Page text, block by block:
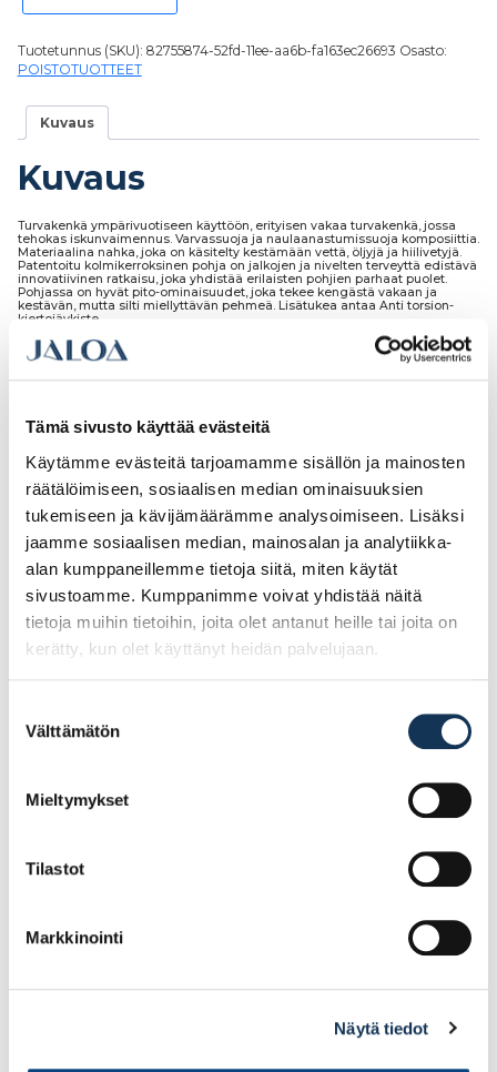
Tämä sivusto käyttää evästeitä
Käytämme evästeitä tarjoamamme sisällön ja mainosten
räätälöimiseen, sosiaalisen median ominaisuuksien
tukemiseen ja kävijämäärämme analysoimiseen. Lisäksi
jaamme sosiaalisen median, mainosalan ja analytiikka-
alan kumppaneillemme tietoja siitä, miten käytät
sivustoamme. Kumppanimme voivat yhdistää näitä
tietoja muihin tietoihin, joita olet antanut heille tai joita on
kerätty, kun olet käyttänyt heidän palvelujaan.
valinta
Välttämätön
Mieltymykset
Tilastot
Markkinointi
Näytä tiedot
Tuotetunnus (SKU): 82755874-52fd-11ee-aa6b-fa163ec26693 Osasto:
POISTOTUOTTEET
Kuvaus
Kuvaus
Turvakenkä ympärivuotiseen käyttöön, erityisen vakaa turvakenkä, jossa
tehokas iskunvaimennus. Varvassuoja ja naulaanastumissuoja komposiittia.
Materiaalina nahka, joka on käsitelty kestämään vettä, öljyjä ja hiilivetyjä.
Patentoitu kolmikerroksinen pohja on jalkojen ja nivelten terveyttä edistävä
innovatiivinen ratkaisu, joka yhdistää erilaisten pohjien parhaat puolet.
Pohjassa on hyvät pito-ominaisuudet, joka tekee kengästä vakaan ja
kestävän, mutta silti miellyttävän pehmeä. Lisätukea antaa Anti torsion-
kiertojäykiste.
Tutustu myös
(poistuva)
62.87€ /kpl(alv. 0%)
Lisää tilauskoriin Lisää tilauskoriin